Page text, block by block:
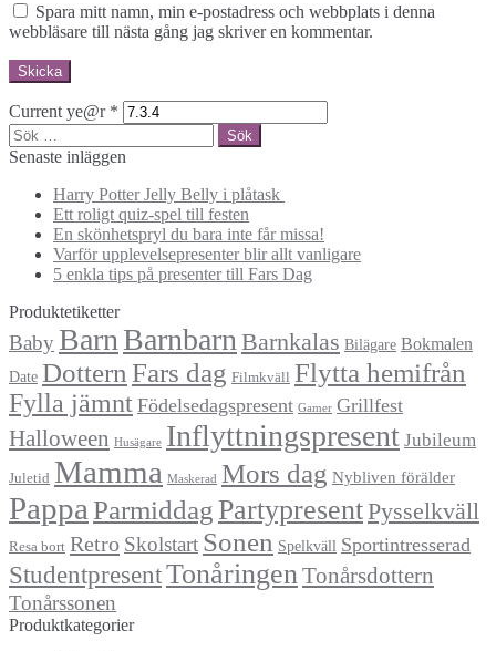
Spara mitt namn, min e-postadress och webbplats i denna
webbläsare till nästa gång jag skriver en kommentar.
Current ye@r *
Sök
efter:
Senaste inläggen
Harry Potter Jelly Belly i plåtask
Ett roligt quiz-spel till festen
En skönhetspryl du bara inte får missa!
Varför upplevelsepresenter blir allt vanligare
5 enkla tips på presenter till Fars Dag
Produktetiketter
Baby Barn Barnbarn Barnkalas Bilägare Bokmalen
Date Dottern Fars dag Filmkväll Flytta hemifrån
Fylla jämnt Födelsedagspresent Gamer Grillfest
Halloween Husägare Inflyttningspresent Jubileum
Juletid Mamma Maskerad Mors dag Nybliven förälder
Pappa ParmiddagPartypresentPysselkväll
Resa bort Retro Skolstart Sonen Spelkväll Sportintresserad
StudentpresentTonåringen Tonårsdottern
Tonårssonen
Produktkategorier